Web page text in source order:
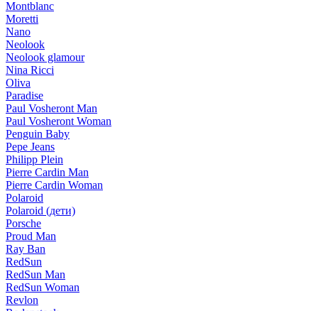
Montblanc
Moretti
Nano
Neolook
Neolook glamour
Nina Ricci
Oliva
Paradise
Paul Vosheront Man
Paul Vosheront Woman
Penguin Baby
Pepe Jeans
Philipp Plein
Pierre Cardin Man
Pierre Cardin Woman
Polaroid
Polaroid (дети)
Porsche
Proud Man
Ray Ban
RedSun
RedSun Man
RedSun Woman
Revlon